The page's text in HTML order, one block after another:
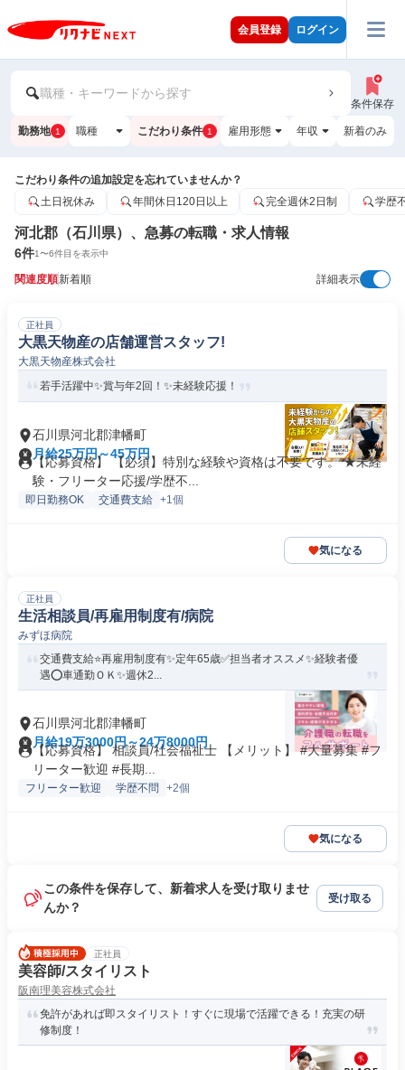
会員登録 ログイン
職種・キーワードから探す
条件保存
勤務地 1 職種 こだわり条件 1 雇用形態 年収 新着のみ
こだわり条件の追加設定を忘れていませんか？
土日祝休み
年間休日120日以上 完全週休2日制 学歴
河北郡（石川県）、急募の転職・求人情報
6件1〜6件目を表示中
関連度順新着順 詳細表示
正社員
大黒天物産の店舗運営スタッフ!
大黒天物産株式会社
若手活躍中✨賞与年2回！✨未経験応援！
石川県河北郡津幡町
月給25万円～45万円
【応募資格】 【必須】特別な経験や資格は不要です。 ★未経
験・フリーター応援/学歴不...
即日勤務OK 交通費支給 +1個
気になる
正社員
生活相談員/再雇用制度有/病院
みずほ病院
交通費支給⭐️再雇用制度有✨定年65歳✅️担当者オススメ✨経験者優
遇⭕️車通勤ＯＫ✨週休2...
石川県河北郡津幡町
月給19万3000円～24万8000円
【応募資格】 相談員/社会福祉士 【メリット】 #大量募集 #フ
リーター歓迎 #長期...
フリーター歓迎 学歴不問 +2個
気になる
この条件を保存して、新着求人を受け取りませ
んか？
受け取る
正社員
美容師/スタイリスト
阪南理美容株式会社
免許があれば即スタイリスト！すぐに現場で活躍できる！充実の研
修制度！